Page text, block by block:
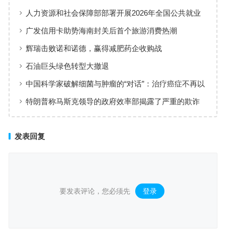
到10天 调休透支体力：网友点赞
人力资源和社会保障部部署开展2026年全国公共就业
招聘专项活动
广发信用卡助势海南封关后首个旅游消费热潮
辉瑞击败诺和诺德，赢得减肥药企收购战
石油巨头绿色转型大撤退
中国科学家破解细菌与肿瘤的“对话”：治疗癌症不再以
毒攻毒
特朗普称马斯克领导的政府效率部揭露了严重的欺诈
发表回复
要发表评论，您必须先 登录 。